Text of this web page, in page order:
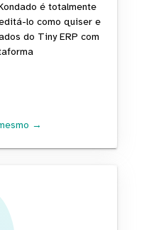
é totalmente
lo como quiser e
do Tiny ERP com
→